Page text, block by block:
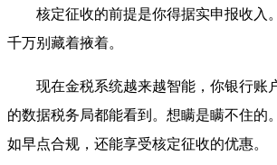
核定征收的前提是你得据实申报收入
千万别藏着掖着。
现在金税系统越来越智能，你银行账
的数据税务局都能看到。想瞒是瞒不住的
如早点合规，还能享受核定征收的优惠。